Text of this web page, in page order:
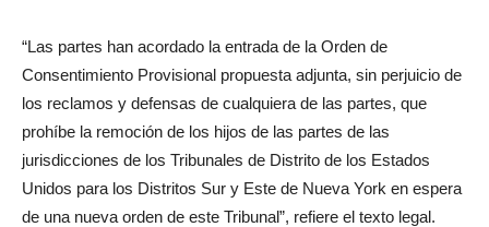
“Las partes han acordado la entrada de la Orden de
Consentimiento Provisional propuesta adjunta, sin perjuicio de
los reclamos y defensas de cualquiera de las partes, que
prohíbe la remoción de los hijos de las partes de las
jurisdicciones de los Tribunales de Distrito de los Estados
Unidos para los Distritos Sur y Este de Nueva York en espera
de una nueva orden de este Tribunal”, refiere el texto legal.